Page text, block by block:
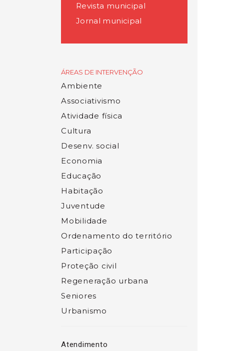
Revista municipal
Jornal municipal
ÁREAS DE INTERVENÇÃO
Ambiente
Associativismo
Atividade física
Cultura
Desenv. social
Economia
Educação
Habitação
Juventude
Mobilidade
Ordenamento do território
Participação
Proteção civil
Regeneração urbana
Seniores
Urbanismo
Atendimento